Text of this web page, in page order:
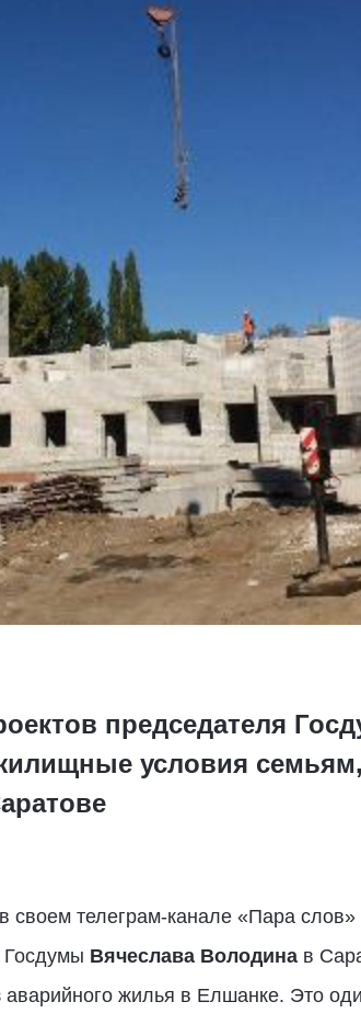
председателя
условия
своем телеграм-канале «Пара слов»
Госдумы Вячеслава Володинав
жилья в Елшанке. Это